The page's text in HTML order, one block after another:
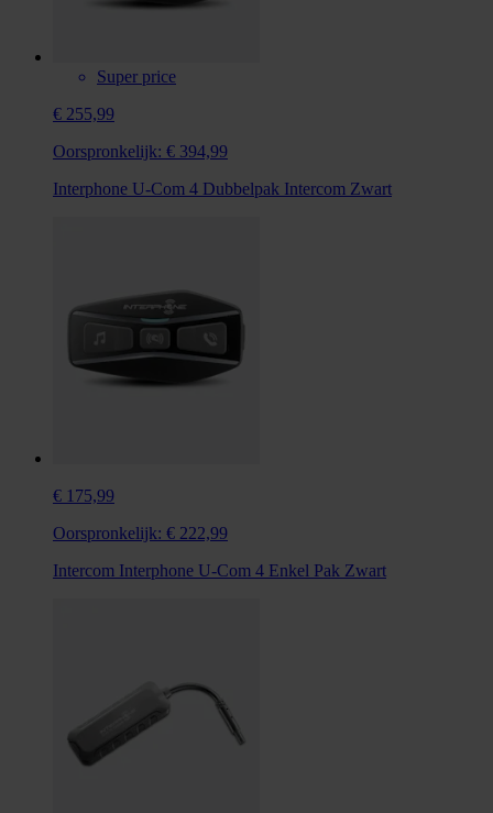
Super price
€ 255,99
Oorspronkelijk: € 394,99
Interphone U-Com 4 Dubbelpak Intercom Zwart
€ 175,99
Oorspronkelijk: € 222,99
Intercom Interphone U-Com 4 Enkel Pak Zwart